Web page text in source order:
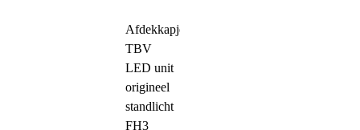
Afdekkapjes
TBV
LED unit
origineel
standlicht
FH3